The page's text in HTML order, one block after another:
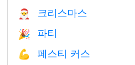
🎅 크리스마스
🎉 파티
💪 페스티 커스